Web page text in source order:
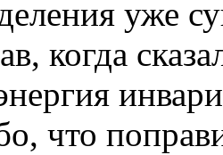
уже
когда
что